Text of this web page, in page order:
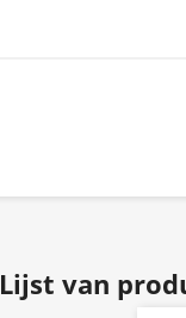
Lijst van